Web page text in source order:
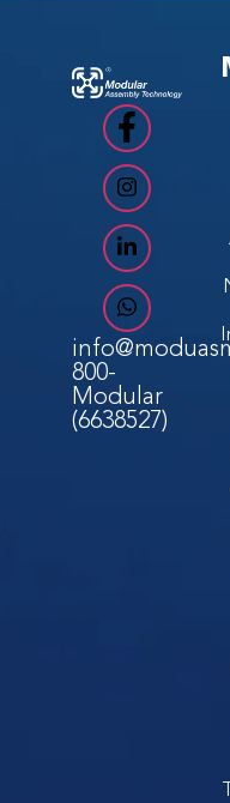
800-
Modular
(6638527)